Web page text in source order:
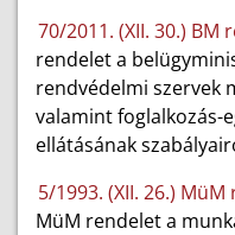
70/2011. (XII. 30.) BM
rendelet a
rendvédelmi szervek
valamint foglalkozás-
ellátásának
5/1993. (XII. 26.)
MüM rendelet a